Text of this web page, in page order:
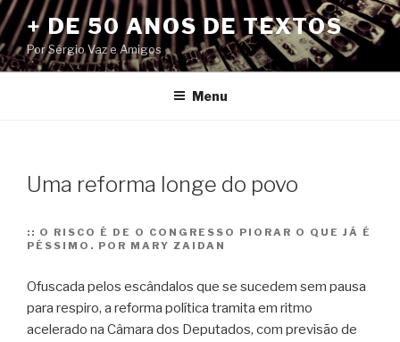
Pular
para
o
conteúdo
+ DE 50 ANOS DE TEXTOS
Por Sérgio Vaz e Amigos
Menu
Uma reforma longe do povo
:: O RISCO É DE O CONGRESSO PIORAR O QUE JÁ É
PÉSSIMO. POR MARY ZAIDAN
Ofuscada pelos escândalos que se sucedem sem pausa
para respiro, a reforma política tramita em ritmo
acelerado na Câmara dos Deputados, com previsão de